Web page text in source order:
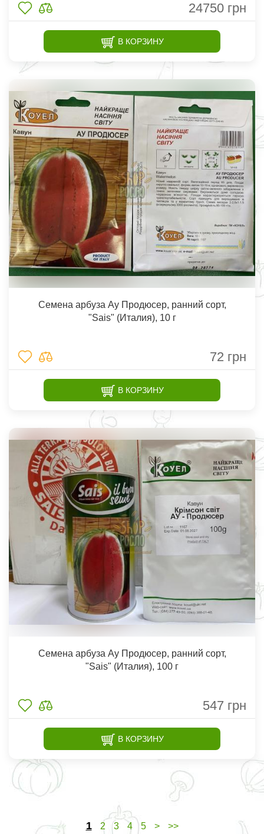
24750 грн
В КОРЗИНУ
Семена арбуза Ау Продюсер, ранний сорт,
"Sais" (Италия), 10 г
72 грн
В КОРЗИНУ
Семена арбуза Ау Продюсер, ранний сорт,
"Sais" (Италия), 100 г
547 грн
В КОРЗИНУ
1 2 3 4 5 > >>